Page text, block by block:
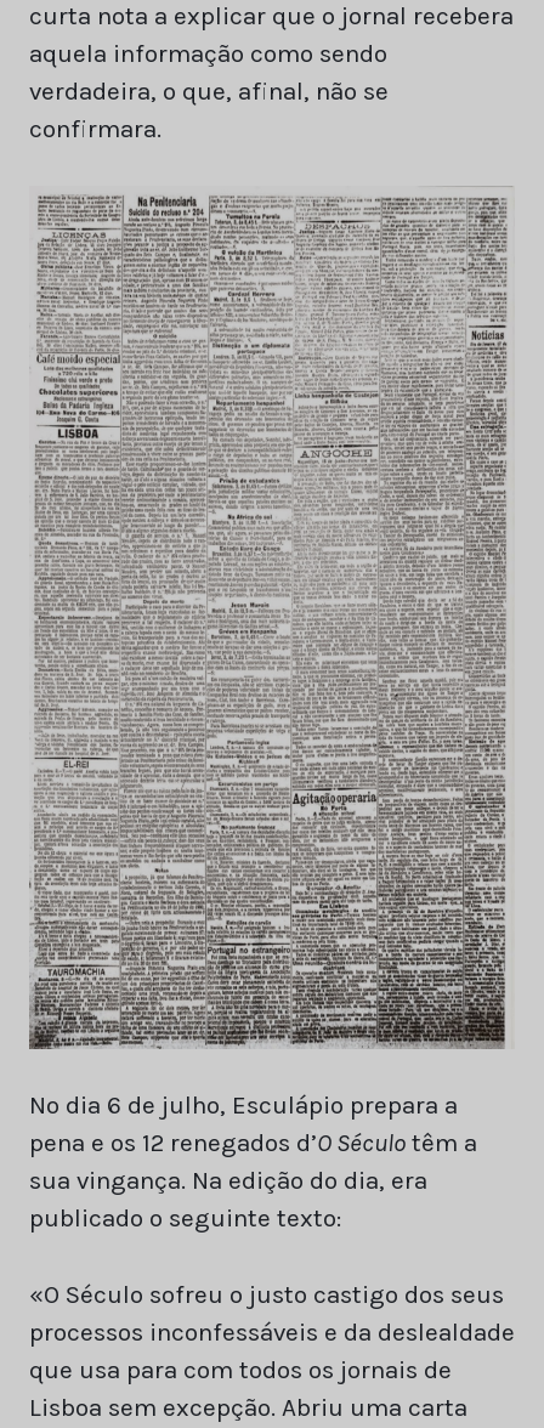
curta nota a explicar que o jornal recebera
aquela informação como sendo
verdadeira, o que, afinal, não se
confirmara.
No dia 6 de julho, Esculápio prepara a
pena e os 12 renegados d’O Século têm a
sua vingança. Na edição do dia, era
publicado o seguinte texto:
«O Século sofreu o justo castigo dos seus
processos inconfessáveis e da deslealdade
que usa para com todos os jornais de
Lisboa sem excepção. Abriu uma carta